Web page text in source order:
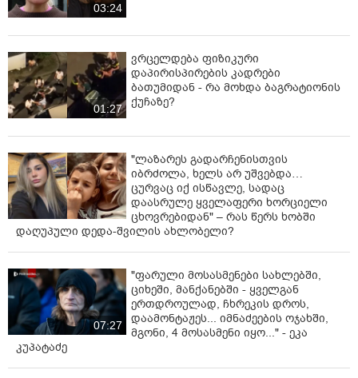
03:24
01:27
ვრცელდება ფიზიკური
დაპირისპირების კადრები
ბათუმიდან - რა მოხდა ბაგრატიონის
ქუჩაზე?
"ლაზარეს გადარჩენისთვის
იბრძოლა, ხელს არ უშვებდა…
ცურვაც იქ ისწავლე, სადაც
დაასრულე ყველაფერი ხორციელი
ცხოვრებიდან" – რას წერს ხობში
დაღუპული დედა-შვილის ახლობელი?
07:27
"ფარული მოსასმენები სახლებში,
ციხეში, მანქანებში - ყველგან
ერთდროულად, ჩხრეკის დროს,
დაამონტაჟეს... იმნაძეების ოჯახში,
მგონი, 4 მოსასმენი იყო..." - ეკა
კუპატაძე